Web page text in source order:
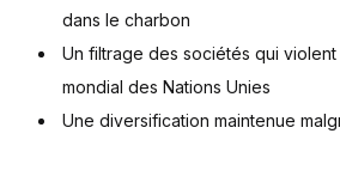
dans le charbon
Un filtrage des sociétés qui
mondial des Nations Unies
Une diversification maintenue